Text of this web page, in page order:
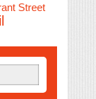
Street